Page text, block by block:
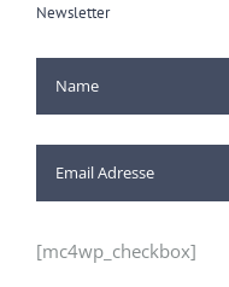
Newsletter
[mc4wp_checkbox]